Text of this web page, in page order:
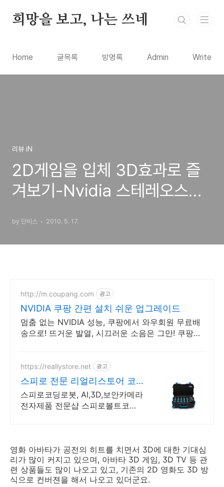
희망을 보고, 나는 쓰네
Home 글목록 방명록 Admin Write
리뷰 iN
2D게임을 입체 3D효과로 즐
겨보기-Nvidia 스테레오스코
by 단비스 2010. 5. 17.
http://m.coupang.com 광고
NVIDIA 쿠팡 간편 설치 쉬운 업그레이드
멈춤 없는 NVIDIA 성능, 쿠팡에서 와우회원 무료배
송으로! 뜨거운 발열, 시끄러운 소음은 그만! 쿠팡에
https://reallystore.net 광고
스피로 전문 리얼리스토어 코
딩교육을 쉽고 재밌게
스피로코딩로봇, AI,3D,보안카메라
전자제품 전문샵 스피로볼트코딩
영화 아바타가 공전의 히트를 치면서 3D에 대한 기대심
리가 많이 커지고 있으며, 아바타 3D 게임, 3D TV 등 관
련 상품들도 많이 나오고 있고, 기존의 2D 영화도 3D 방
식으로 컨버젼을 해서 나오고 있더군요.